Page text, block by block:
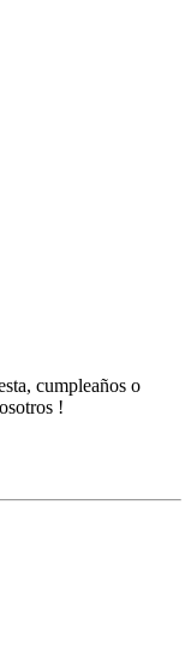
cumpleaños o
!